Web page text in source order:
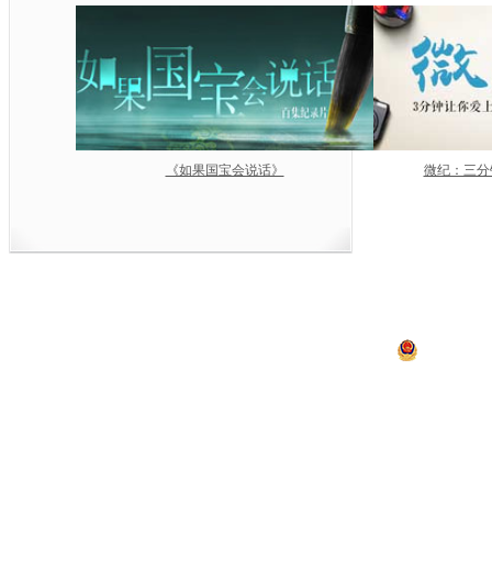
《如果国宝会说话》 微纪：三